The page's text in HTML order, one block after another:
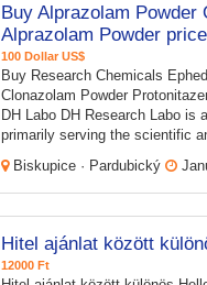
Buy Alprazolam Powder
Alprazolam Powder
100 Dollar US$
Buy Research Chemicals
Clonazolam Powder
DH Labo DH Research Labo is
primarily serving the scientific
Biskupice · Pardubický
Hitel ajánlat között
12000 Ft